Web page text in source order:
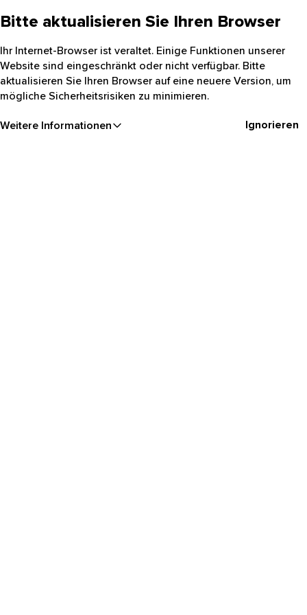
Bitte aktualisieren Sie Ihren Browser
Ihr Internet-Browser ist veraltet. Einige Funktionen unserer
Website sind eingeschränkt oder nicht verfügbar. Bitte
aktualisieren Sie Ihren Browser auf eine neuere Version, um
mögliche Sicherheitsrisiken zu minimieren.
Weitere Informationen Ignorieren